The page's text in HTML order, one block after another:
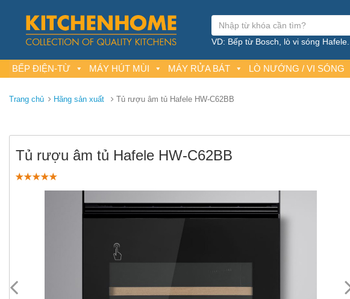
VD: Bếp từ Bosch, lò vi sóng Hafele...
BẾP ĐIỆN-TỪ MÁY HÚT MÙI MÁY RỬA BÁT LÒ NƯỚNG / VI SÓNG
Trang chủ Hãng sản xuất Tủ rượu âm tủ Hafele HW-C62BB
Tủ rượu âm tủ Hafele HW-C62BB